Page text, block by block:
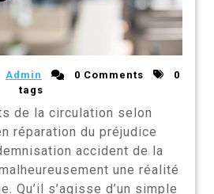
Admin 0 Comments
0
tags
de la circulation selon
réparation du préjudice
accident de la
une réalité
Qu’il s’agisse d’un simple